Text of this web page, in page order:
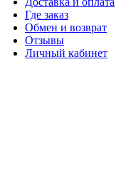
Где заказ
Обмен и возврат
Отзывы
Личный кабинет